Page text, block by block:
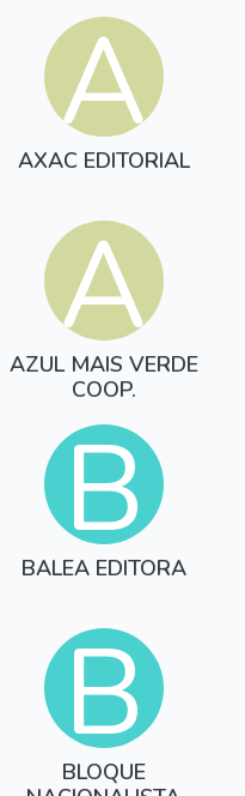
A
AXAC EDITORIAL
A
AZUL MAIS VERDE
COOP.
B
BALEA EDITORA
B
BLOQUE